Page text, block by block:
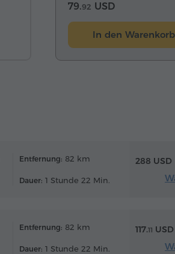
79.92 USD
In den Warenkorb
Entfernung: 82 km
Dauer: 1 Stunde 22 Min.
288 USD
Entfernung: 82 km
Dauer: 1 Stunde 22 Min.
117.11 USD